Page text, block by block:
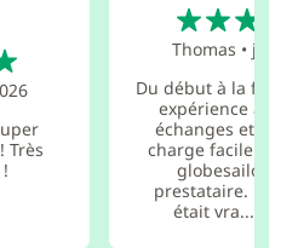
Très
Thomas • juin
Du début à la fin,
expérience au
échanges et la
charge facile
globesailor
prestataire. La
était vra...